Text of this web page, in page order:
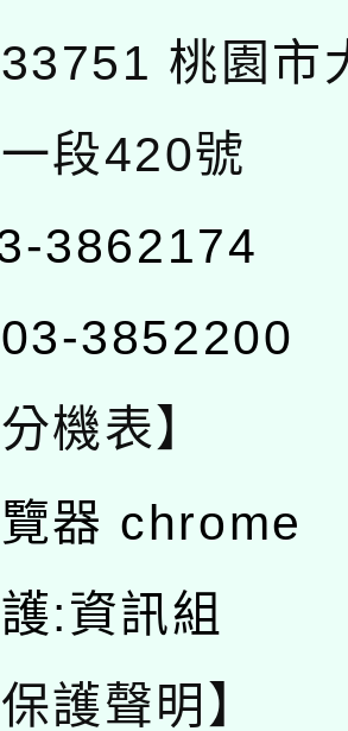
33751 桃園市
段420號
3862174
3852200
機表】
器 chrome
:資訊組
護聲明】